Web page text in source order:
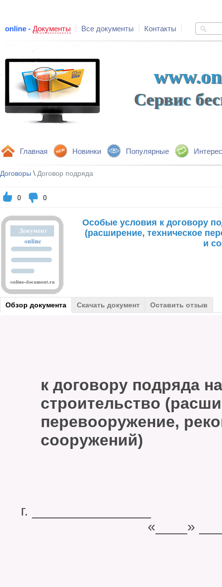
online - Документы Все документы Контакты
Сервис
Главная Новинки Популярные
Договоры \ Договор подряда
0 0
Особые условия к договору
(расширение, техническое
и
Обзор документа Скачать документ Оставить отзыв
к договору подряда
строительство
перевооружение,
сооружений)
г.
«____»